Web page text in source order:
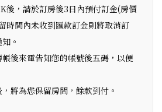
後，請於訂房後3日內預付訂金(房價
時間內未收到匯款訂金則將取消訂
。
後來電告知您的帳號後五碼，以便
將為您保留房間，餘款到付。